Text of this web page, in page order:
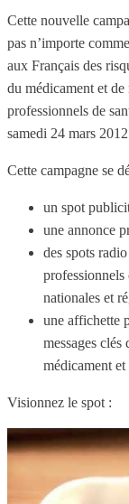
Cette nouvelle
pas n’importe
aux Français des
du médicament et
professionnels de
samedi 24 mars
Cette campagne se
un spot
une annonce
des spots
professionnels
nationales et
une affichette
messages clés
médicament et
Visionnez le spot :